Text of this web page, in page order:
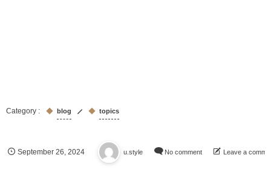
blog topics
September 26 ,2024 u.style No comment Leave a